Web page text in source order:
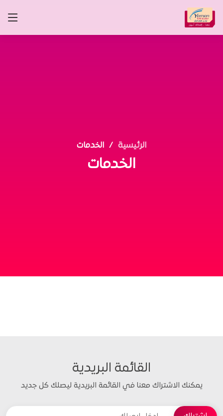
الرئيسية الخدمات
الخدمات
القائمة البريدية
يمكنك الاشتراك معنا في القائمة البريدية ليصلك كل جديد